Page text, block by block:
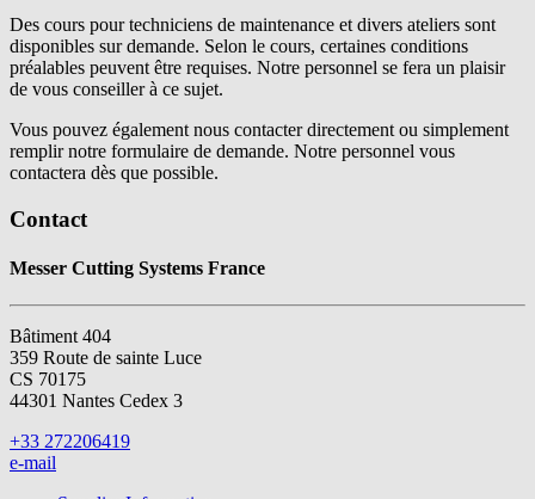
Des cours pour techniciens de maintenance et divers ateliers sont
disponibles sur demande. Selon le cours, certaines conditions
préalables peuvent être requises. Notre personnel se fera un plaisir
de vous conseiller à ce sujet.
Vous pouvez également nous contacter directement ou simplement
remplir notre formulaire de demande. Notre personnel vous
contactera dès que possible.
Contact
Messer Cutting Systems France
Bâtiment 404
359 Route de sainte Luce
CS 70175
44301 Nantes Cedex 3
+33 272206419
e-mail